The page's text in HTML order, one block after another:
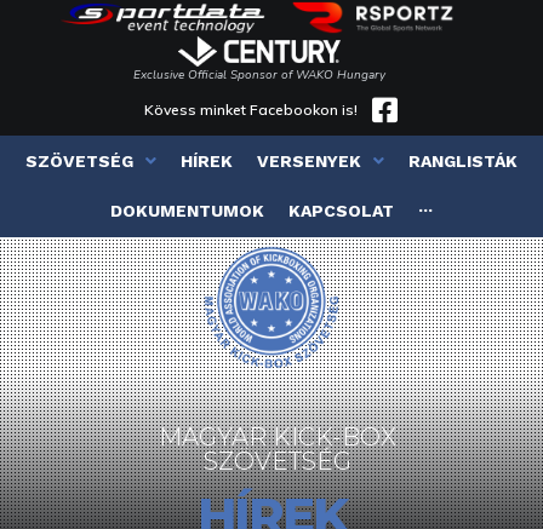
Exclusive Official Sponsor of WAKO Hungary
Kövess minket Facebookon is!
SZÖVETSÉG HÍREK VERSENYEK RANGLISTÁK
DOKUMENTUMOK KAPCSOLAT ···
MAGYAR KICK-BOX
SZÖVETSÉG
HÍREK